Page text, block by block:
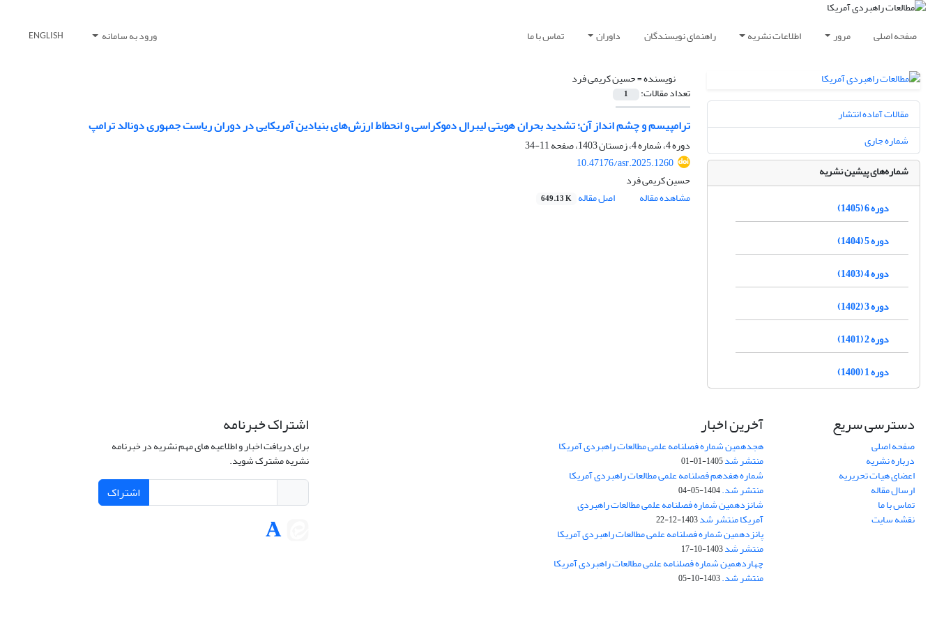
صفحه اصلی مرور اطلاعات نشریه راهنمای نویسندگان داوران تماس با ما ورود به سامانه ENGLISH
نویسنده =حسین کریمی فرد
تعداد مقالات: 1
ترامپیسم و چشم انداز آن؛ تشدید بحران هویتی لیبرال دموکراسی و انحطاط ارزش‌های بنیادین آمریکایی در دوران ریاست جمهوری دونالد ترامپ
دوره 4، شماره 4، زمستان 1403، صفحه
11-34
10.47176/asr.2025.1260
حسین کریمی فرد
مشاهده مقاله
اصل مقاله 649.13 K
مقالات آماده انتشار
شماره جاری
شماره‌های پیشین نشریه
دوره 6 (1405)
دوره 5 (1404)
دوره 4 (1403)
دوره 3 (1402)
دوره 2 (1401)
دوره 1 (1400)
دسترسی سریع
صفحه اصلی
درباره نشریه
اعضای هیات تحریریه
ارسال مقاله
تماس با ما
نقشه سایت
آخرین اخبار
هجدهمین شماره فصلنامه علمی مطالعات راهبردی آمریکا
منتشر شد1405-01-01
شماره هفدهم فصلنامه علمی مطالعات راهبردی آمریکا
منتشر شد.1404-05-04
شانزدهمین شماره فصلنامه علمی مطالعات راهبردی
آمریکا منتشر شد1403-12-22
پانزدهمین شماره فصلنامه علمی مطالعات راهبردی آمریکا
منتشر شد1403-10-17
چهاردهمین شماره فصلنامه علمی مطالعات راهبردی آمریکا
منتشر شد.1403-10-05
اشتراک خبرنامه
برای دریافت اخبار و اطلاعیه های مهم نشریه در خبرنامه
نشریه مشترک شوید.
اشتراک